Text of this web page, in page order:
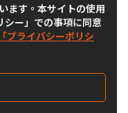
ます。本サイトの使用
シー」での事項に同意
プライバシーポリシ